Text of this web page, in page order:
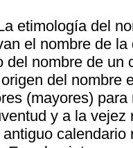
etimología del
el nombre de
del nombre de un
del nombre
(mayores)
y a la
calendario